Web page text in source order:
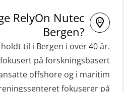
med HABD,
og Førstehjelp-
(FSC119)
(MSE1001)
redningsfarkoster
Bord
32 t m/mørkekjøring
RelyOn Nutec
Bergen?
til i Bergen i over 40 år.
på forskningsbasert
offshore og i maritim
fokuserer på